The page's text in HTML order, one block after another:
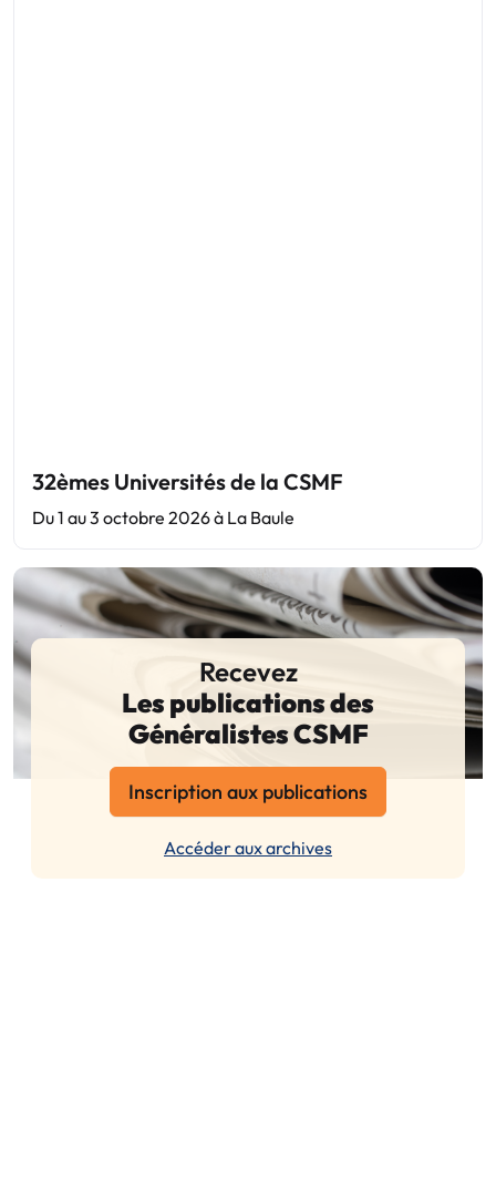
32èmes Universités de la CSMF
Du 1 au 3 octobre 2026 à La Baule
Recevez
Les publications des
Généralistes CSMF
Inscription aux publications
Accéder aux archives